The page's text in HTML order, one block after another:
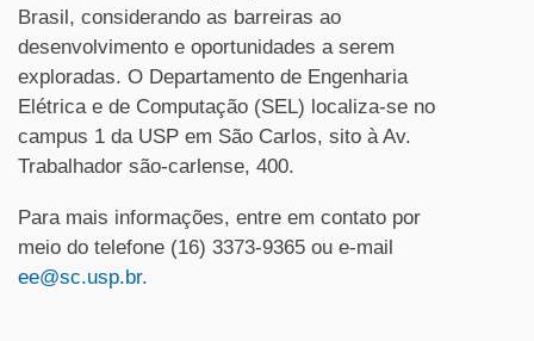
Brasil, considerando as barreiras ao
desenvolvimento e oportunidades a serem
exploradas. O Departamento de Engenharia
Elétrica e de Computação (SEL) localiza-se no
campus 1 da USP em São Carlos, sito à Av.
Trabalhador são-carlense, 400.
Para mais informações, entre em contato por
meio do telefone (16) 3373-9365 ou e-mail
ee@sc.usp.br.